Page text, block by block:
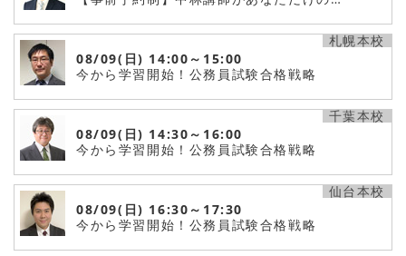
08/09(日) 14:00～15:00
今から学習開始！公務員試験合格戦略
札幌本校
08/09(日) 14:30～16:00
今から学習開始！公務員試験合格戦略
千葉本校
08/09(日) 16:30～17:30
今から学習開始！公務員試験合格戦略
仙台本校